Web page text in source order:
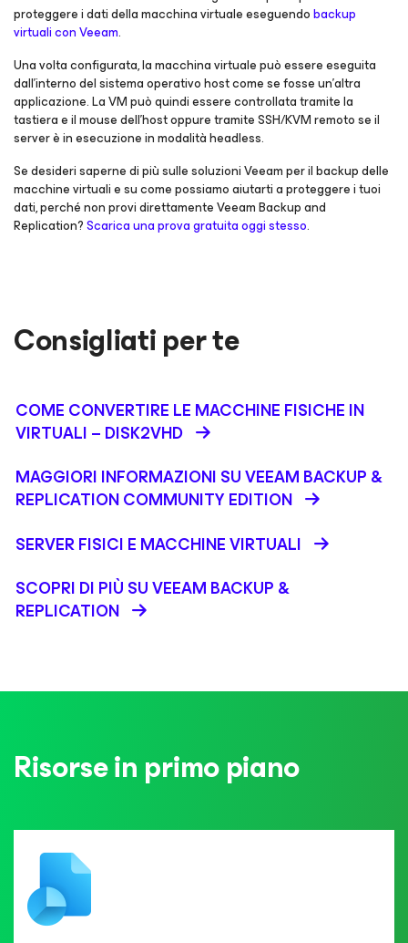
proteggere i dati della macchina virtuale eseguendobackup
virtuali con Veeam.
Una volta configurata, la macchina virtuale può essere eseguita
dall'interno del sistema operativo host come se fosse un'altra
applicazione. La VM può quindi essere controllata tramite la
tastiera e il mouse dell'host oppure tramite SSH/KVM remoto se il
server è in esecuzione in modalità headless.
Se desideri saperne di più sulle soluzioni Veeam per il backup delle
macchine virtuali e su come possiamo aiutarti a proteggere i tuoi
dati, perché non provi direttamente Veeam Backup and
Replication?Scarica una prova gratuita oggi stesso.
Consigliati per te
COME CONVERTIRE LE MACCHINE FISICHE IN
VIRTUALI – DISK2VHD
MAGGIORI INFORMAZIONI SU VEEAM BACKUP &
REPLICATION COMMUNITY EDITION
SERVER FISICI E MACCHINE VIRTUALI
SCOPRI DI PIÙ SU VEEAM BACKUP &
REPLICATION
Risorse in primo piano